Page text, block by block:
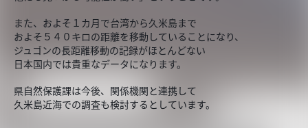
また、およそ１カ月で台湾から久米島まで
およそ５４０キロの距離を移動していることになり、
ジュゴンの長距離移動の記録がほとんどない
日本国内では貴重なデータになります。
県自然保護課は今後、関係機関と連携して
久米島近海での調査も検討するとしています。